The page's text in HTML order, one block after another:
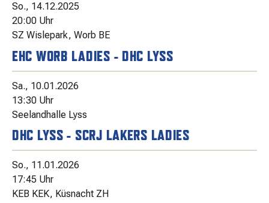
So., 14.12.2025
20:00 Uhr
SZ Wislepark, Worb BE
EHC WORB LADIES - DHC LYSS
Sa., 10.01.2026
13:30 Uhr
Seelandhalle Lyss
DHC LYSS - SCRJ LAKERS LADIES
So., 11.01.2026
17:45 Uhr
KEB KEK, Küsnacht ZH